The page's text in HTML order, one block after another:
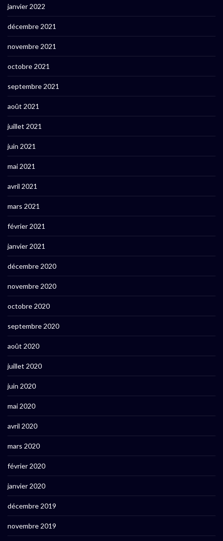
janvier 2022
décembre 2021
novembre 2021
octobre 2021
septembre 2021
août 2021
juillet 2021
juin 2021
mai 2021
avril 2021
mars 2021
février 2021
janvier 2021
décembre 2020
novembre 2020
octobre 2020
septembre 2020
août 2020
juillet 2020
juin 2020
mai 2020
avril 2020
mars 2020
février 2020
janvier 2020
décembre 2019
novembre 2019